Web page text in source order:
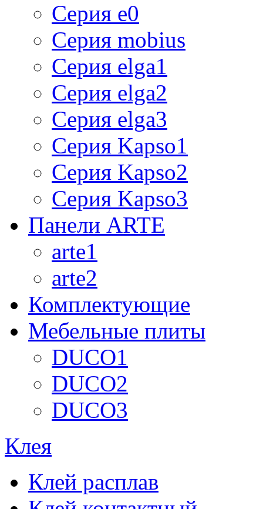
Серия e0
Серия mobius
Серия elga1
Серия elga2
Серия elga3
Серия Kapso1
Серия Kapso2
Серия Kapso3
Панели ARTE
arte1
arte2
Комплектующие
Мебельные плиты
DUCO1
DUCO2
DUCO3
Клея
Клей расплав